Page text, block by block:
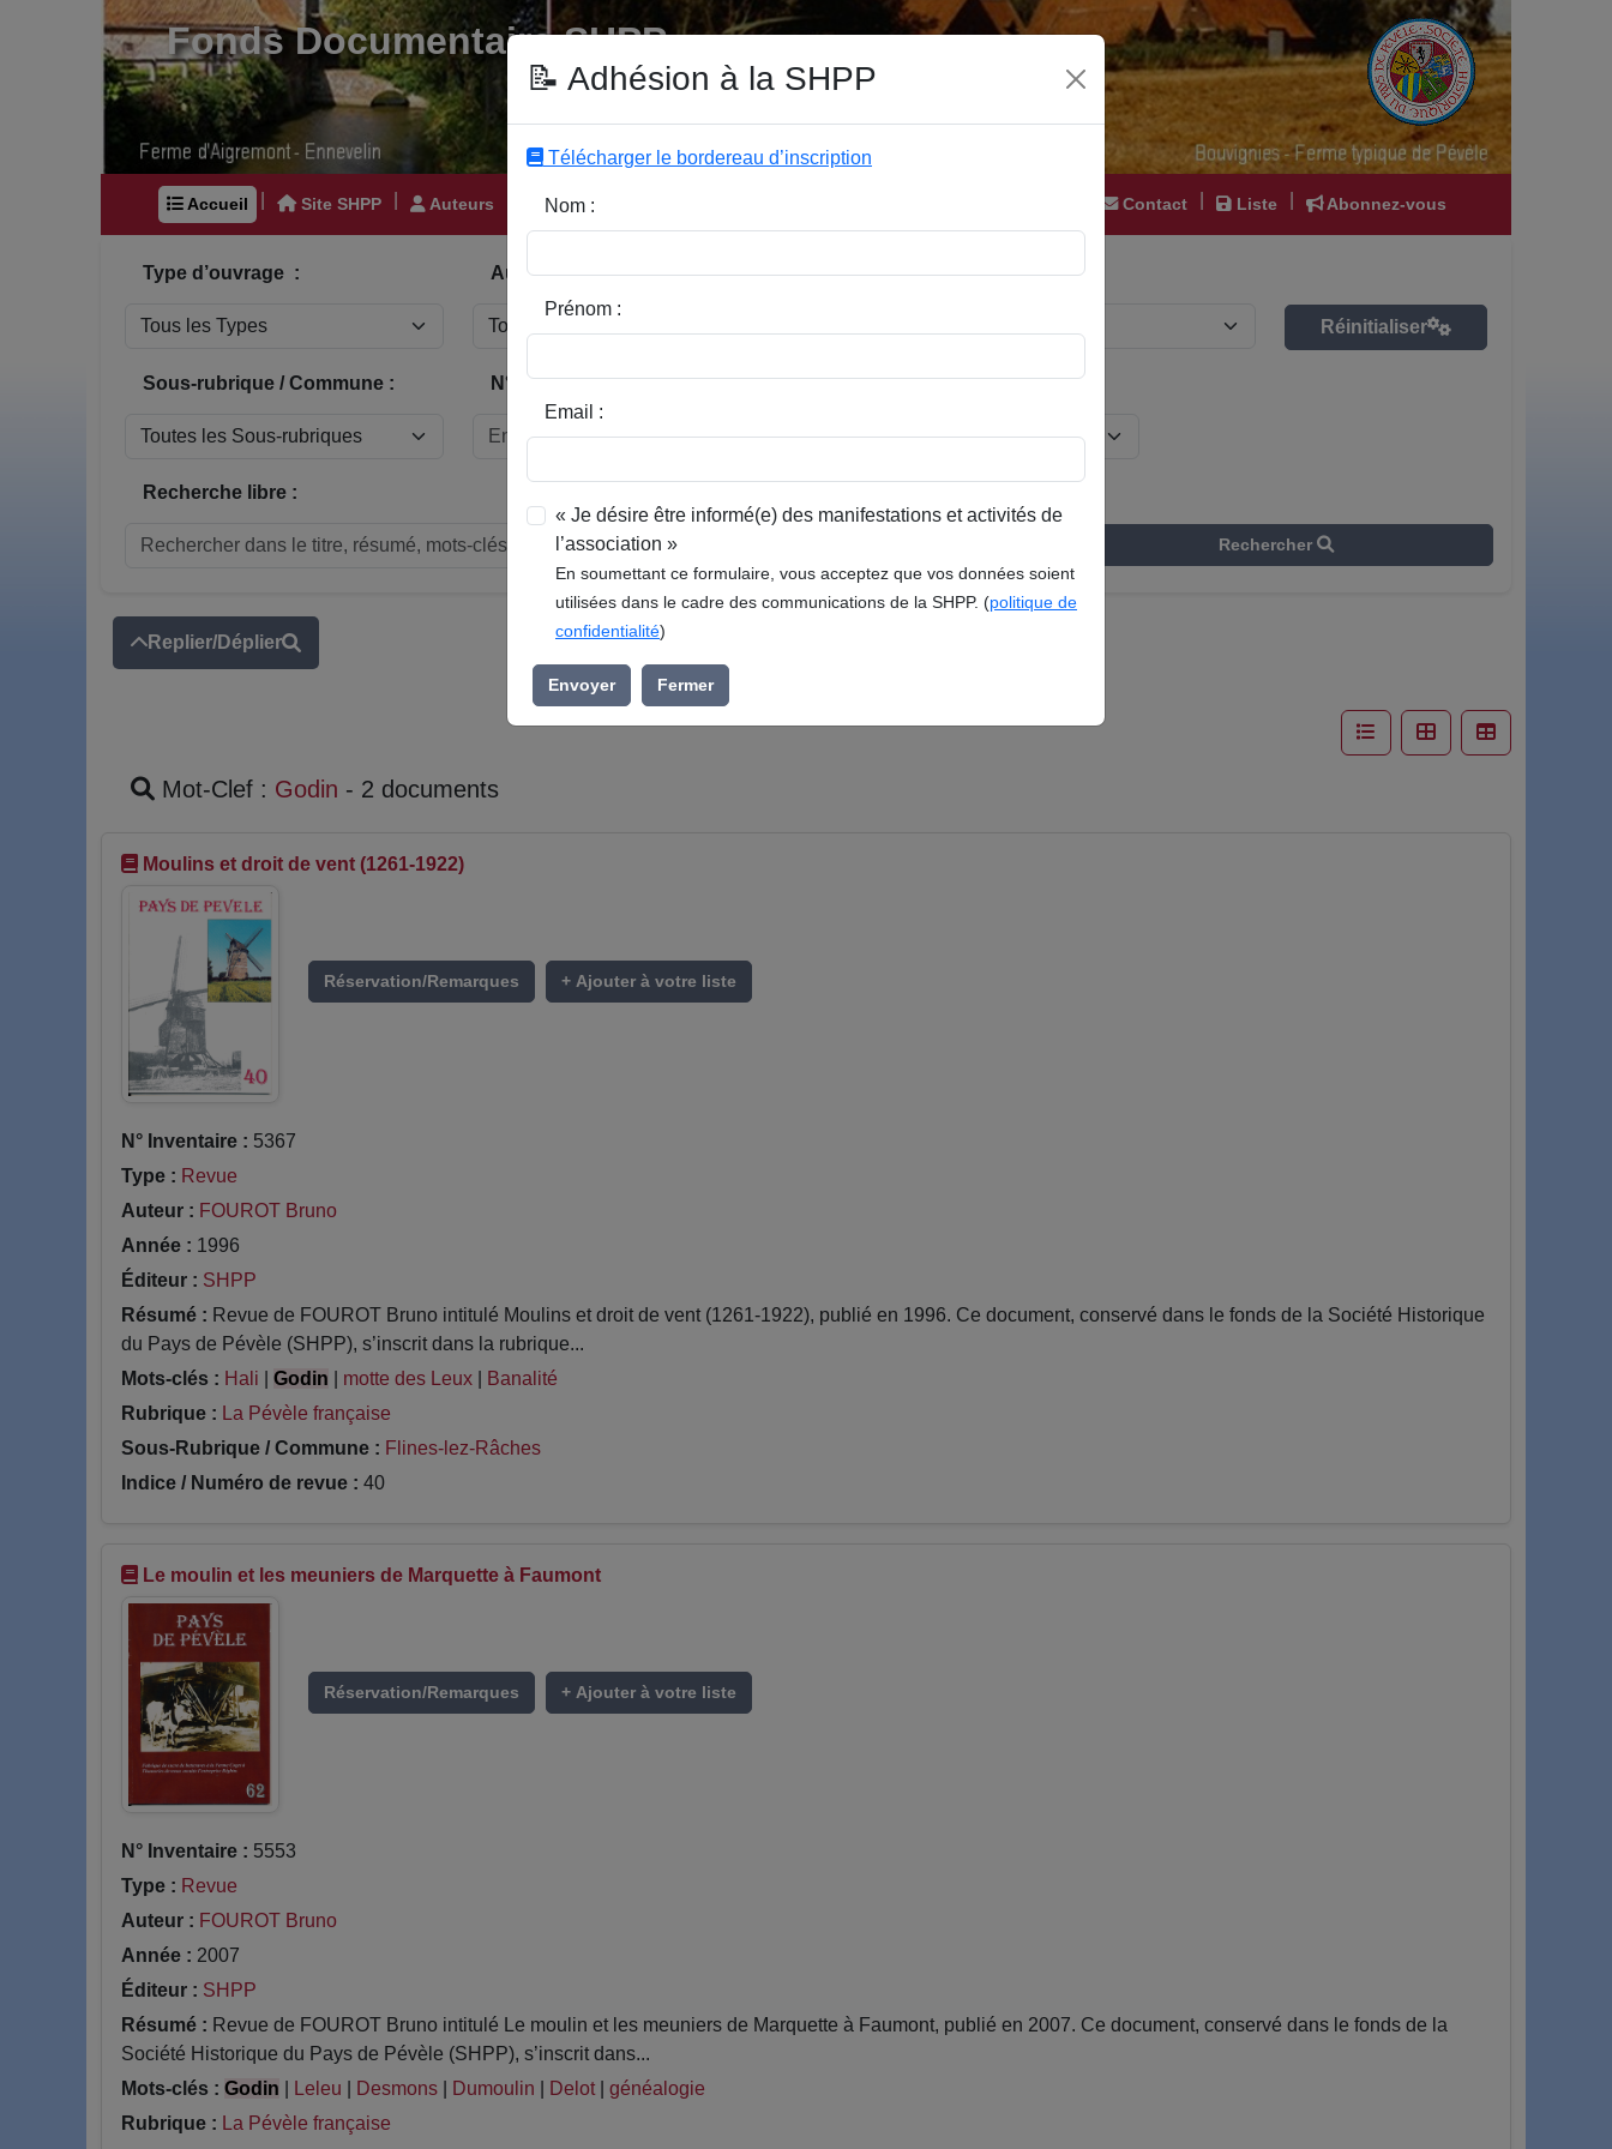
Fonds Documentaire SHPP
Accueil Site SHPP Auteurs Editeurs Contact Liste Abonnez-vous
Type d’ouvrage : Auteur : Rubrique :
Réinitialiser
Sous-rubrique / Commune : N° Indice / Revue : Classer par :
Recherche libre :
Rechercher
Replier/Déplier
Mot-Clef : Godin - 2 documents
Moulins et droit de vent (1261-1922)
Réservation/Remarques + Ajouter à votre liste
N° Inventaire : 5367
Type : Revue
Auteur : FOUROT Bruno
Année : 1996
Éditeur : SHPP
Résumé : Revue de FOUROT Bruno intitulé Moulins et droit de vent (1261-1922), publié en 1996. Ce document, conservé dans le fonds de la Société Historique
du Pays de Pévèle (SHPP), s’inscrit dans la rubrique...
Mots-clés : Hali Godin motte des Leux
Banalité
Rubrique : La Pévèle française
Sous-Rubrique / Commune : Flines-lez-Râches
Indice / Numéro de revue : 40
Le moulin et les meuniers de Marquette à Faumont
Réservation/Remarques + Ajouter à votre liste
N° Inventaire : 5553
Type : Revue
Auteur : FOUROT Bruno
Année : 2007
Éditeur : SHPP
Résumé : Revue de FOUROT Bruno intitulé Le moulin et les meuniers de Marquette à Faumont, publié en 2007. Ce document, conservé dans le fonds de la
Société Historique du Pays de Pévèle (SHPP), s’inscrit dans...
Mots-clés : Godin Leleu Desmons Dumoulin Delot
généalogie
Rubrique : La Pévèle française
📝 Adhésion à la SHPP
Télécharger le bordereau d’inscription
Nom :
Prénom :
Email :
« Je désire être informé(e) des manifestations et activités de
l’association »
En soumettant ce formulaire, vous acceptez que vos données soient
utilisées dans le cadre des communications de la SHPP. (politique de
confidentialité)
Envoyer Fermer